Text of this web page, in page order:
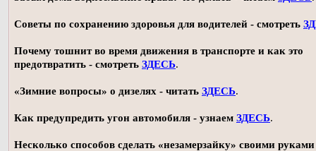
Советы по сохранению здоровья для водителей - смотреть
Почему тошнит во время движения в транспорте и как это
предотвратить - смотреть ЗДЕСЬ.
«Зимние вопросы» о дизелях - читать ЗДЕСЬ.
Как предупредить угон автомобиля - узнаем ЗДЕСЬ.
Несколько способов сделать «незамерзайку» своими